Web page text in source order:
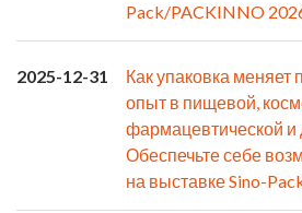
Pack/PACKINNO
2025-12-31
Как упаковка меняет
опыт в пищевой,
фармацевтической и
Обеспечьте себе
на выставке Sino-